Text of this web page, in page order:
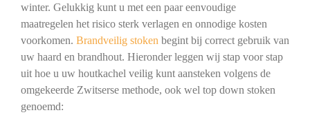
winter. Gelukkig kunt u met een paar eenvoudige
maatregelen het risico sterk verlagen en onnodige kosten
voorkomen. Brandveilig stoken begint bij correct gebruik van
uw haard en brandhout. Hieronder leggen wij stap voor stap
uit hoe u uw houtkachel veilig kunt aansteken volgens de
omgekeerde Zwitserse methode, ook wel top down stoken
genoemd: